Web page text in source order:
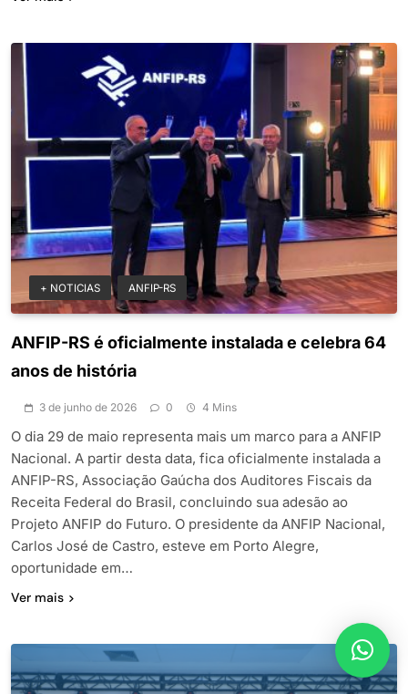
+ NOTICIAS ANFIP-RS
ANFIP-RS é oficialmente instalada e celebra 64
anos de história
3 de junho de 2026 0 4 Mins
O dia 29 de maio representa mais um marco para a ANFIP
Nacional. A partir desta data, fica oficialmente instalada a
ANFIP-RS, Associação Gaúcha dos Auditores Fiscais da
Receita Federal do Brasil, concluindo sua adesão ao
Projeto ANFIP do Futuro. O presidente da ANFIP Nacional,
Carlos José de Castro, esteve em Porto Alegre,
oportunidade em…
Ver mais